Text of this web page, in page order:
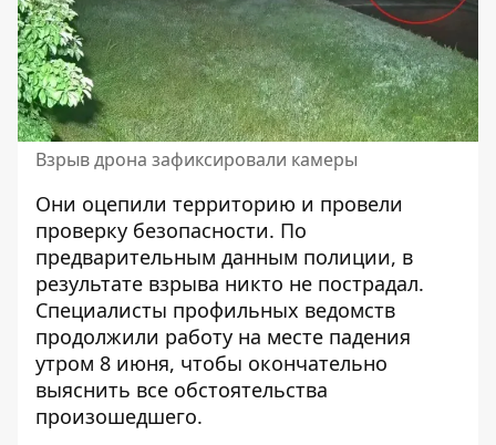
Взрыв дрона зафиксировали камеры
Они оцепили территорию и провели
проверку безопасности. По
предварительным данным полиции, в
результате взрыва никто не пострадал.
Специалисты профильных ведомств
продолжили работу на месте падения
утром 8 июня, чтобы окончательно
выяснить все обстоятельства
произошедшего.